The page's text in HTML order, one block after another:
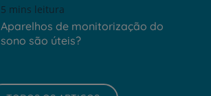
5 mins leitura
Aparelhos de monitorização do
sono são úteis?